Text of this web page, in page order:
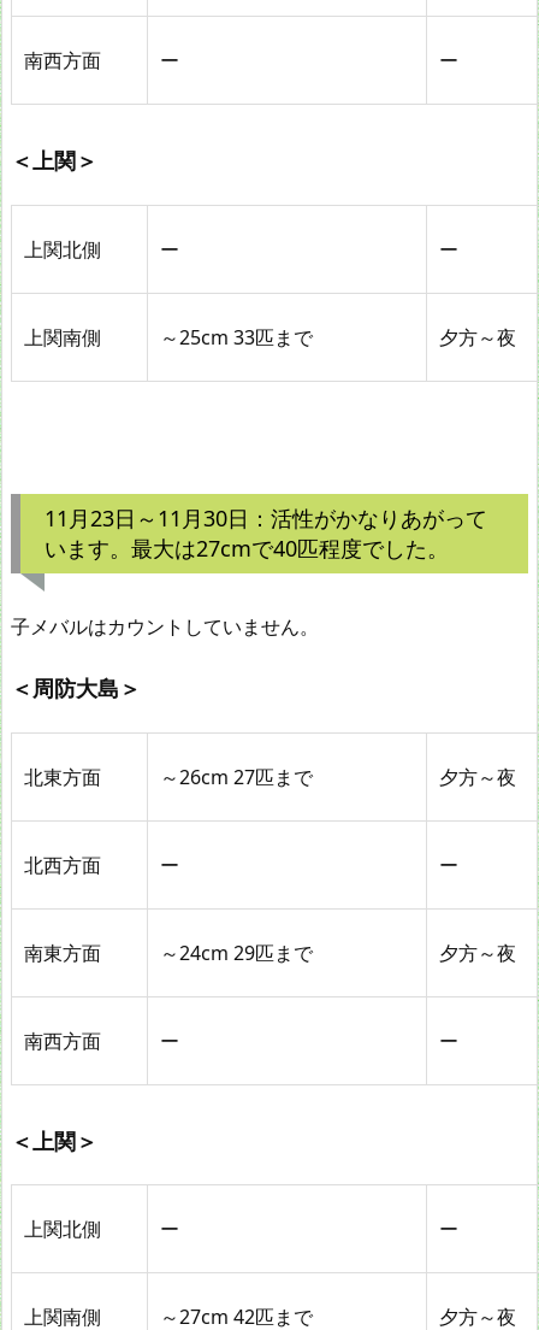
南西方面 ー ー
＜上関＞
上関北側 ー ー
上関南側 ～25cm 33匹まで 夕方～夜
11月23日～11月30日：活性がかなりあがって
います。最大は27cmで40匹程度でした。
子メバルはカウントしていません。
＜周防大島＞
北東方面 ～26cm 27匹まで 夕方～夜
北西方面 ー ー
南東方面 ～24cm 29匹まで 夕方～夜
南西方面 ー ー
＜上関＞
上関北側 ー ー
上関南側 ～27cm 42匹まで 夕方～夜